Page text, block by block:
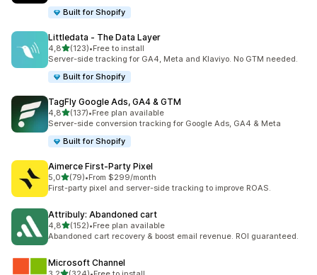
Built for Shopify
Littledata ‑ The Data Layer
4,85 yıldız üzerinden
(123)
toplam 123 değerlendirme
•Free to install
Server-side tracking for GA4, Meta and Klaviyo. No GTM needed.
Built for Shopify
TagFly Google Ads, GA4 & GTM
4,85 yıldız üzerinden
(137)
toplam 137 değerlendirme
•Free plan available
Server-side conversion tracking for Google Ads, GA4 & Meta
Built for Shopify
Aimerce First‑Party Pixel
5,05 yıldız üzerinden
(79)
toplam 79 değerlendirme
•From $299/month
First-party pixel and server-side tracking to improve ROAS.
Attribuly: Abandoned cart
4,85 yıldız üzerinden
(152)
toplam 152 değerlendirme
•Free plan available
Abandoned cart recovery & boost email revenue. ROI guaranteed.
Microsoft Channel
5 yıldız üzerinden